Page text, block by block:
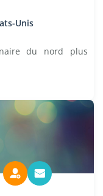
Unis
du nord plus